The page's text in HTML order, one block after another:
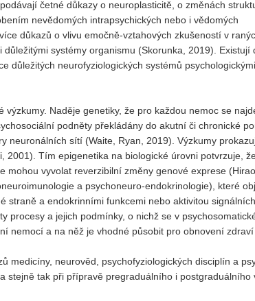
četné důkazy o neuroplasticitě, o změnách
nevědomých intrapsychických nebo i vědomých
důkazů o vlivu emočně-vztahových zkušeností v
systémy organismu (Skorunka, 2019). Existují
důležitých neurofyziologických systémů
Naděje genetiky, že pro každou nemoc se
podněty překládány do akutní či chronické
neuronálních sítí (Waite, Ryan, 2019). Výzkumy
Tím epigenetika na biologické úrovni potvrzuje,
vyvolat reverzibilní změny genové exprese
a psychoneuro-endokrinologie), které
a endokrinními funkcemi nebo aktivitou
procesy a jejich podmínky, o nichž se v
nemocí a na něž je vhodné působit pro obnovení zdraví
medicíny, neurověd, psychofyziologických disciplín a
tak při přípravě pregraduálního i postgraduálního